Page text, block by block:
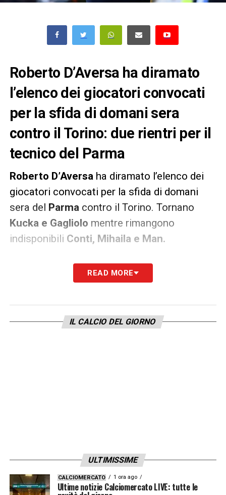
Roberto D’Aversa ha diramato
l’elenco dei giocatori convocati
per la sfida di domani sera
contro il Torino: due rientri per il
tecnico del Parma
Roberto D’Aversa ha diramato l’elenco dei
giocatori convocati per la sfida di domani
sera del Parma contro il Torino. Tornano
Kucka e Gagliolo mentre rimangono
indisponibili Conti, Mihaila e Man.
: Colombi, Rinaldi, Sepe;
: B. Alves, Bani, Busi, Dierckx,
Kucka, Kurtic, Sohm;
READ MORE
IL CALCIO DEL GIORNO
ULTIMISSIME
CALCIOMERCATO 1 ora ago
Ultime notizie Calciomercato LIVE: tutte le